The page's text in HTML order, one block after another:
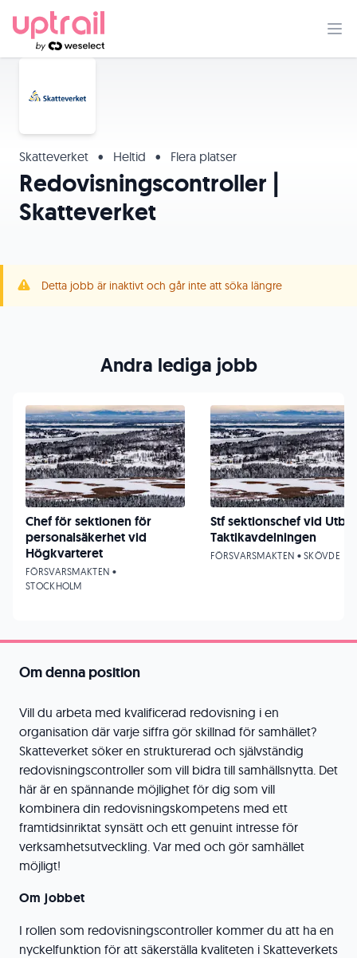
Skatteverket • Heltid • Flera platser
Redovisningscontroller |
Skatteverket
Detta jobb är inaktivt och går inte att söka längre
Om denna position
Vill du arbeta med kvalificerad redovisning i en
organisation där varje siffra gör skillnad för samhället?
Skatteverket söker en strukturerad och självständig
redovisningscontroller som vill bidra till samhällsnytta. Det
här är en spännande möjlighet för dig som vill
kombinera din redovisningskompetens med ett
framtidsinriktat synsätt och ett genuint intresse för
verksamhetsutveckling. Var med och gör samhället
möjligt!
Om jobbet
I rollen som redovisningscontroller kommer du att ha en
nyckelfunktion för att säkerställa kvaliteten i Skatteverkets
Andra lediga jobb
Chef för sektionen för
personalsäkerhet vid
Högkvarteret
FÖRSVARSMAKTEN •
STOCKHOLM
Stf sektionschef vid UtbE
Taktikavdelningen
FÖRSVARSMAKTEN • SKÖVDE